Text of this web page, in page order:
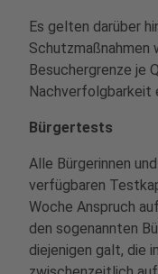
Es gelten darüber
Schutzmaßnahmen
Besuchergrenze je
Nachverfolgbarkeit
Bürgertests
Alle Bürgerinnen
verfügbaren
Woche Anspruch
den sogenannten
diejenigen galt, die